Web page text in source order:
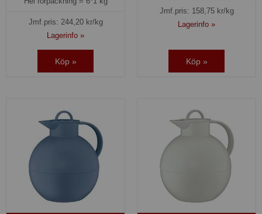
Jmf.pris: 244,20kr/kg
Lagerinfo »
Köp »
Jmf.pris: 158,75kr/kg
Lagerinfo »
Köp »